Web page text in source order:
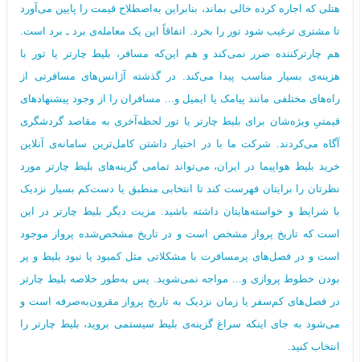
هتلی که اجاره کرده خالی بماند، بنابراین به‌اصطلاح قیمت را پایین می‌آورد
تا مشتری ترغیب شود تور را بخرد. اتفاقاً این یک معامله‌ی برد ـ برد است.
هم چارترکننده ضرر نمی‌کند و هم این‌که مسافر، بلیط چارتر یا تور با
هزینه‌ی بسیار مناسب پیدا می‌کند. در گذشته آژانس‌های مسافرتی از
راه‌های مختلفی مانند پیامک یا ایمیل و... مسافران را از وجود پیشنهادهای
قیمتیِ ویژه‌شان برای بلیط چارتر یا تور لحظه‌آخری به مقاصد گردشگری
آگاه می‌کردند. شرکت ما با در اختیار داشتن کامل‌ترین سامانه‌ی آنلاین
خرید بلیط هواپیما در ایران، می‌تواند تمامی گزینه‌های بلیط چارتر مورد
نظرتان را برایتان فهرست کند تا انتخابی منطبق یا دست‌کم بسیار نزدیک
با شرایط و خواسته‌هایتان داشته باشید. مزیت دیگر بلیط چارتر در این
است که تاریخ پرواز مشخص است و در تاریخ مشخص‌شده پرواز موجود
است و در فصل‌های پرمسافرت با مشکلاتی مثل کمبود یا نبود بلیط و پر
بودن خطوط پروازی و... مواجه نمی‌شوید. پس به‌طور خلاصه بلیط چارتر
در فصل‌های کم‌سفر یا زمان‌ نزدیک به تاریخ پرواز مقرون‌به‌صرفه است و
می‌شود به جای اینکه سراغ گزینه‌ی بلیط سیستمی بروید، بلیط چارتر را
انتخاب کنید.